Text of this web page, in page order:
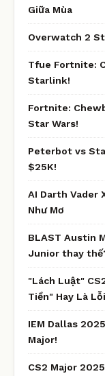
Giữa Mùa
Overwatch 2
Tfue Fortnite:
Starlink!
Fortnite:
Star Wars!
Peterbot vs
$25K!
AI Darth Vader
Như Mơ
BLAST Austin
Junior thay
"Lách Luật"
Tiền" Hay Là
IEM Dallas
Major!
CS2 Major